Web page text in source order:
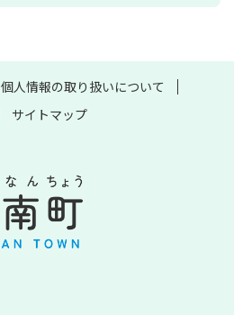
個人情報の取り扱いについて
サイトマップ